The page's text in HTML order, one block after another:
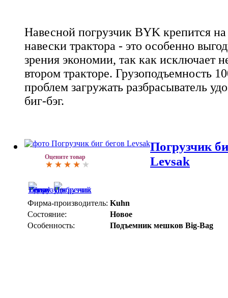
Навесной погрузчик BYK крепится на
навески трактора - это особенно
зрения экономии, так как исключает
втором тракторе. Грузоподъемность
проблем загружать разбрасыватель
биг-бэг.
Оцените товар
Погрузчик
Levsak
Фирма-производитель: Kuhn
Состояние:
Новое
Особенность:
Подъемник мешков Big-Bag